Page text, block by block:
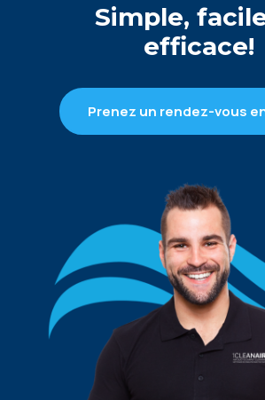
Simple,
efficace!
Prenez un rendez-vous